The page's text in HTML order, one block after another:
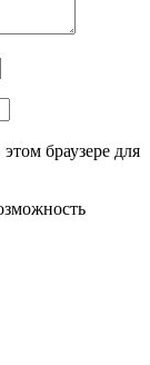
браузере для